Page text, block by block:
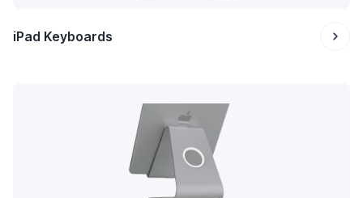
iPad Keyboards